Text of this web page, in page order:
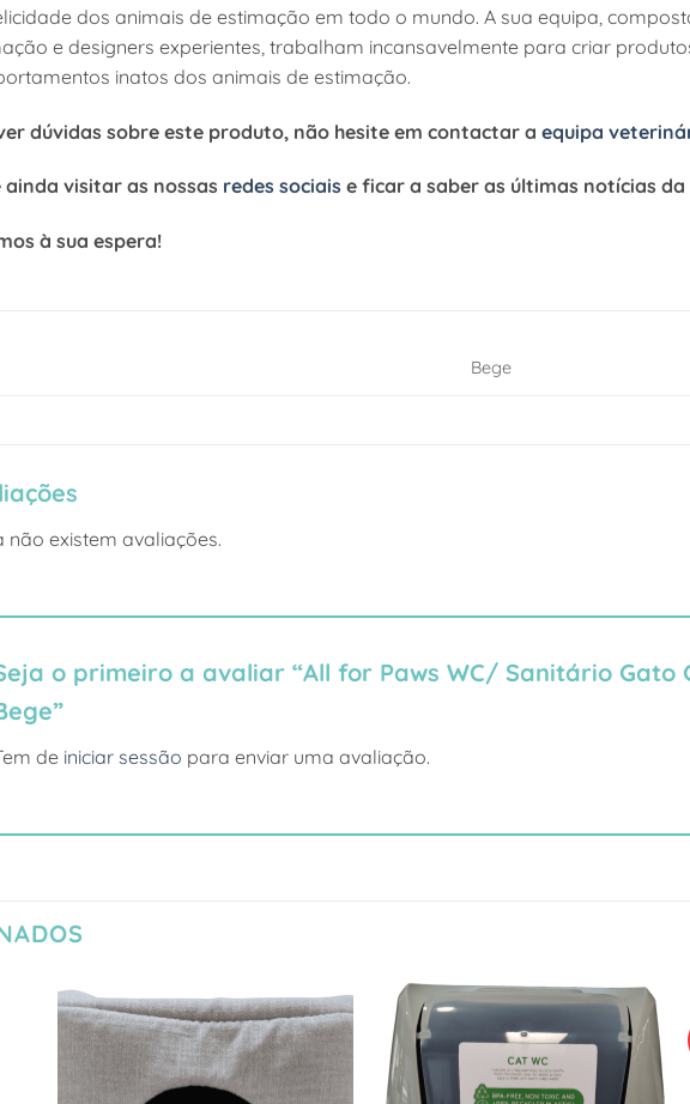
dos animais de estimação em todo o mundo. A sua equipa,
e designers experientes, trabalham incansavelmente para criar
inatos dos animais de estimação.
dúvidas sobre este produto, não hesite em contactar a equipa
ainda visitar as nossas redes sociais e ficar a saber as últimas notícias da
à sua espera!
Bege
não existem avaliações.
o primeiro a avaliar “All for Paws WC/ Sanitário Gato
de iniciar sessão para enviar uma avaliação.
Adicionar
à Lista
Desejos
Adicionar
à Lista
de
Desejos